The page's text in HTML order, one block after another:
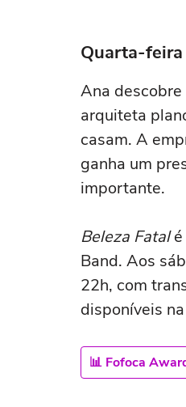
Quarta-
Ana
arquiteta
casam. A
ganha um
importante.
Beleza Fatalé
Band. Aos
22h, com
disponíveis
📊 Fofoca